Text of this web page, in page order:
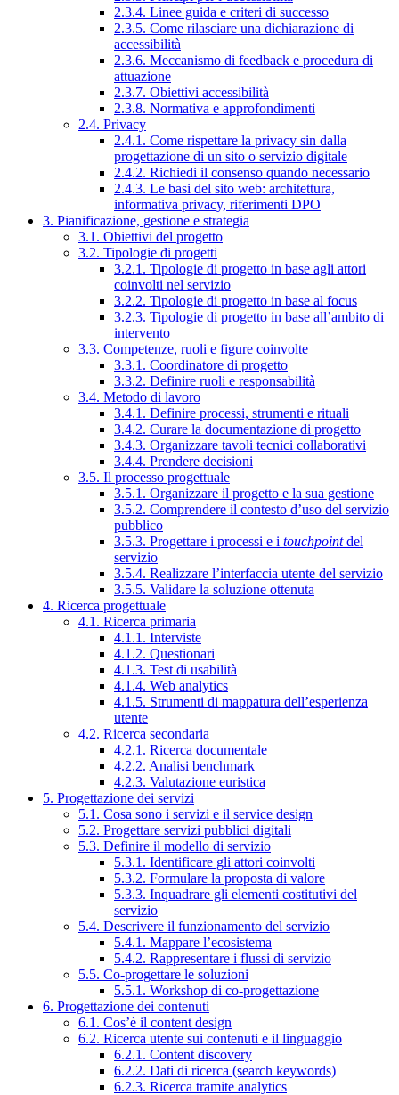
2.3.4. Linee guida e criteri di successo
2.3.5. Come rilasciare una dichiarazione di
accessibilità
2.3.6. Meccanismo di feedback e procedura di
attuazione
2.3.7. Obiettivi accessibilità
2.3.8. Normativa e approfondimenti
2.4. Privacy
2.4.1. Come rispettare la privacy sin dalla
progettazione di un sito o servizio digitale
2.4.2. Richiedi il consenso quando necessario
2.4.3. Le basi del sito web: architettura,
informativa privacy, riferimenti DPO
3. Pianificazione, gestione e strategia
3.1. Obiettivi del progetto
3.2. Tipologie di progetti
3.2.1. Tipologie di progetto in base agli attori
coinvolti nel servizio
3.2.2. Tipologie di progetto in base al focus
3.2.3. Tipologie di progetto in base all’ambito di
intervento
3.3. Competenze, ruoli e figure coinvolte
3.3.1. Coordinatore di progetto
3.3.2. Definire ruoli e responsabilità
3.4. Metodo di lavoro
3.4.1. Definire processi, strumenti e rituali
3.4.2. Curare la documentazione di progetto
3.4.3. Organizzare tavoli tecnici collaborativi
3.4.4. Prendere decisioni
3.5. Il processo progettuale
3.5.1. Organizzare il progetto e la sua gestione
3.5.2. Comprendere il contesto d’uso del servizio
pubblico
3.5.3. Progettare i processi e i touchpointdel
servizio
3.5.4. Realizzare l’interfaccia utente del servizio
3.5.5. Validare la soluzione ottenuta
4. Ricerca progettuale
4.1. Ricerca primaria
4.1.1. Interviste
4.1.2. Questionari
4.1.3. Test di usabilità
4.1.4. Web analytics
4.1.5. Strumenti di mappatura dell’esperienza
utente
4.2. Ricerca secondaria
4.2.1. Ricerca documentale
4.2.2. Analisi benchmark
4.2.3. Valutazione euristica
5. Progettazione dei servizi
5.1. Cosa sono i servizi e il service design
5.2. Progettare servizi pubblici digitali
5.3. Definire il modello di servizio
5.3.1. Identificare gli attori coinvolti
5.3.2. Formulare la proposta di valore
5.3.3. Inquadrare gli elementi costitutivi del
servizio
5.4. Descrivere il funzionamento del servizio
5.4.1. Mappare l’ecosistema
5.4.2. Rappresentare i flussi di servizio
5.5. Co-progettare le soluzioni
5.5.1. Workshop di co-progettazione
6. Progettazione dei contenuti
6.1. Cos’è il content design
6.2. Ricerca utente sui contenuti e il linguaggio
6.2.1. Content discovery
6.2.2. Dati di ricerca (search keywords)
6.2.3. Ricerca tramite analytics